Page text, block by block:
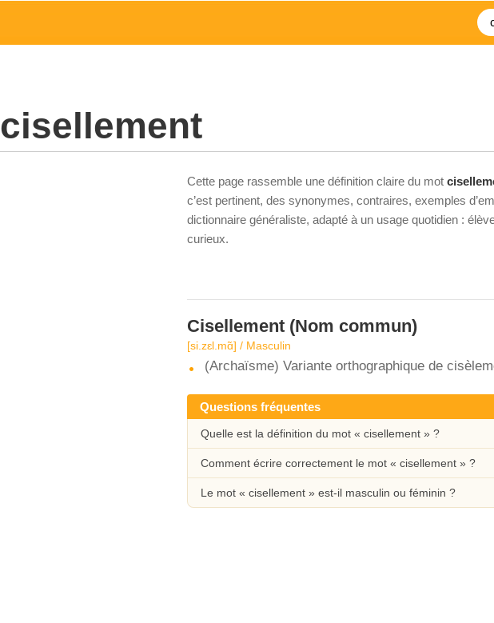
cisellement
Cette page rassemble une définition claire du mot
c’est pertinent, des synonymes, contraires, exemples
dictionnaire généraliste, adapté à un usage quotidien :
curieux.
Cisellement (Nom commun)
[si.zɛl.mɑ̃] / Masculin
(Archaïsme) Variante orthographique de
Questions fréquentes
Quelle est la définition du mot « cisellement » ?
Comment écrire correctement le mot « cisellement » ?
Le mot « cisellement » est-il masculin ou féminin ?